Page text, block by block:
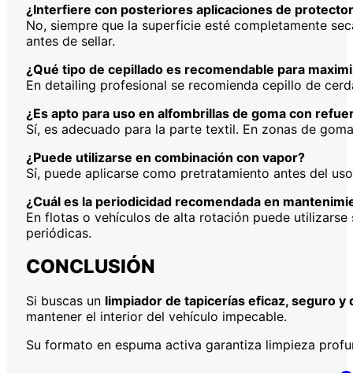
¿Interfiere con posteriores aplicaciones de
No, siempre que la superficie esté completamente
antes de sellar.
¿Qué tipo de cepillado es recomendable para
En detailing profesional se recomienda cepillo de
¿Es apto para uso en alfombrillas de goma con
Sí, es adecuado para la parte textil. En zonas de
¿Puede utilizarse en combinación con vapor?
Sí, puede aplicarse como pretratamiento antes del
¿Cuál es la periodicidad recomendada en
En flotas o vehículos de alta rotación puede
periódicas.
CONCLUSIÓN
Si buscas un limpiador de tapicerías eficaz, seguro y
mantener el interior del vehículo impecable.
Su formato en espuma activa garantiza limpieza